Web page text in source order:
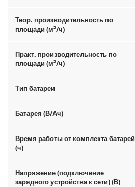
Теор. производительность по
площади (м²/ч)
Практ. производительность по
площади (м²/ч)
Тип батареи
Батарея (В/Ач)
Время работы от комплекта батарей
(ч)
Напряжение (подключение
зарядного устройства к сети) (В)